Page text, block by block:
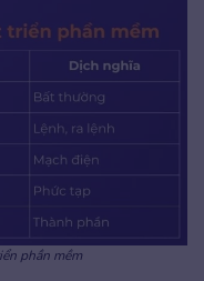
phần mềm